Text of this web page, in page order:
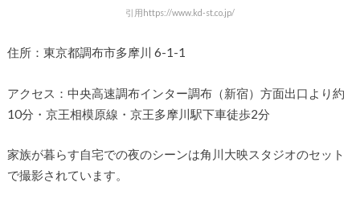
引用https://www.kd-st.co.jp/
住所：東京都調布市多摩川 6-1-1
アクセス：中央高速調布インター調布（新宿）方面出口より約
10分・京王相模原線・京王多摩川駅下車徒歩2分
家族が暮らす自宅での夜のシーンは角川大映スタジオのセット
で撮影されています。